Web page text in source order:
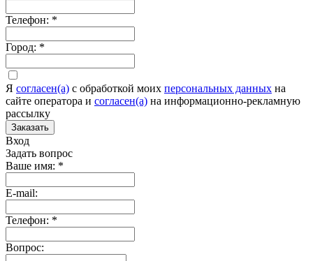
Телефон: *
Город: *
Я согласен(а) c обработкой моих персональных данных на
сайте оператора и согласен(а) на информационно-рекламную
рассылку
Заказать
Вход
Задать вопрос
Ваше имя: *
E-mail:
Телефон: *
Вопрос: